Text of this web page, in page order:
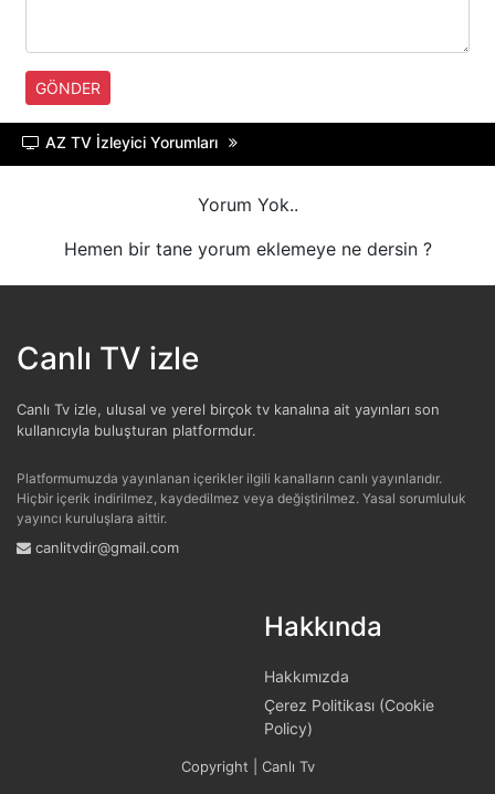
CNN TüRK
ULUSAL KANAL
HT SPOR
DMAX
TLC
GÖNDER
AZ TV İzleyici Yorumları
Yorum Yok..
Hemen bir tane yorum eklemeye ne dersin ?
Canlı TV izle
Canlı Tv izle, ulusal ve yerel birçok tv kanalına ait yayınları son
kullanıcıyla buluşturan platformdur.
Platformumuzda yayınlanan içerikler ilgili kanalların canlı yayınlarıdır.
Hiçbir içerik indirilmez, kaydedilmez veya değiştirilmez. Yasal sorumluluk
yayıncı kuruluşlara aittir.
canlitvdir@gmail.com
Hakkında
Hakkımızda
Çerez Politikası (Cookie
Policy)
Copyright | Canlı Tv